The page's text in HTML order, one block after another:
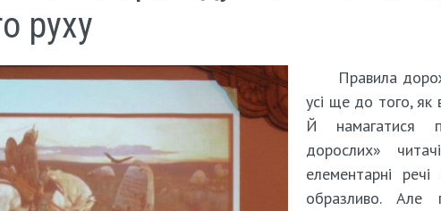
руху
Правила
усі ще до того,
Й намагатися
дорослих»
елементарні
образливо. Але